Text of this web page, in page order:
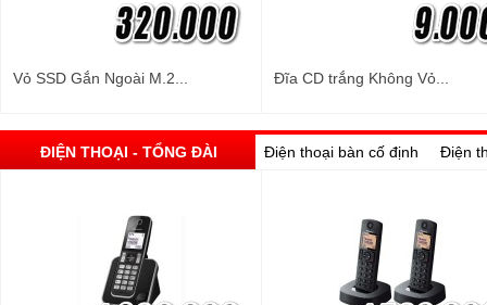
Vỏ SSD Gắn Ngoài M.2... Đĩa CD trắng Không Vỏ...
ĐIỆN THOẠI - TỔNG ĐÀI Điện thoại bàn cố định Điện